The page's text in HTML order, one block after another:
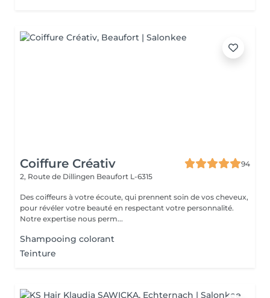
Coiffure Créativ
94
2, Route de Dillingen Beaufort L-6315
Des coiffeurs à votre écoute, qui prennent soin de vos cheveux,
pour révéler votre beauté en respectant votre personnalité.
Notre expertise nous perm...
Shampooing colorant
Teinture